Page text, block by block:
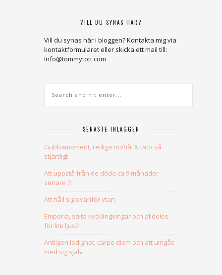
VILL DU SYNAS HÄR?
Vill du synas här i bloggen? Kontakta mig via
kontaktformuläret eller skicka ett mail till:
Info@tommytott.com
SENASTE INLÄGGEN
Gubbamoment, rediga rövhål & tack så
stjärtligt
Att uppstå från de döda ca 9 månader
senare ?!
Att håll sig ovanför ytan
Emporia, salta kycklingvingar och alldeles
för lite ljus?!
Äntligen ledighet, carpe diem och att umgås
med sig själv